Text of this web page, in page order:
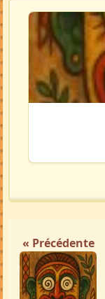
« Précédente